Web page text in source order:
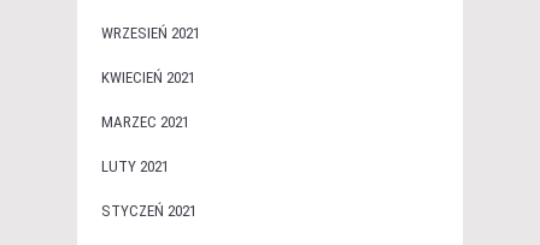
WRZESIEŃ 2021
KWIECIEŃ 2021
MARZEC 2021
LUTY 2021
STYCZEŃ 2021